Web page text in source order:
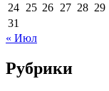
24 25 26 27 28 29
31
« Июл
Рубрики